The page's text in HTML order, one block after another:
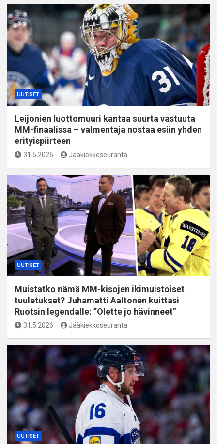
UUTISET
Leijonien luottomuuri kantaa suurta vastuuta
MM-finaalissa – valmentaja nostaa esiin yhden
erityispiirteen
31.5.2026 Jääkiekkoseuranta
UUTISET
Muistatko nämä MM-kisojen ikimuistoiset
tuuletukset? Juhamatti Aaltonen kuittasi
Ruotsin legendalle: ”Olette jo hävinneet”
31.5.2026 Jääkiekkoseuranta
UUTISET